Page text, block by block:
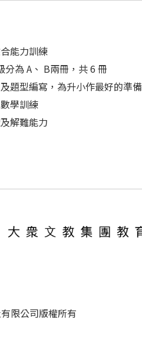
能力訓練
分為 A、 B兩冊，共 6 冊
題型編寫，為升小作最好的準備
學訓練
解難能力
限公司版權所有